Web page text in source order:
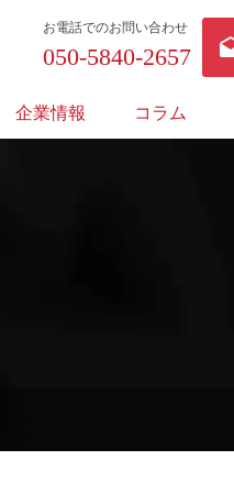
お電話でのお問い合わせ
050-5840-2657
企業情報 コラム